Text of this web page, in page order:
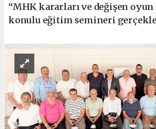
“MHK kararları ve değişen oyun
konulu eğitim semineri